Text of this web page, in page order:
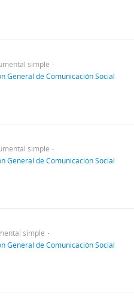
simple
General de Comunicación Social
simple
General de Comunicación Social
simple
General de Comunicación Social